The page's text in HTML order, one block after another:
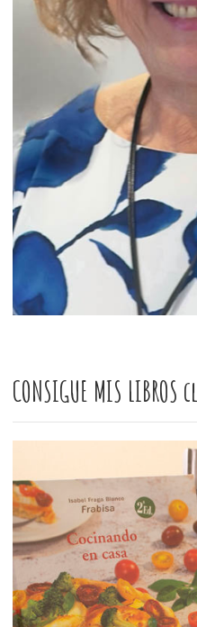
CONSIGUE MIS